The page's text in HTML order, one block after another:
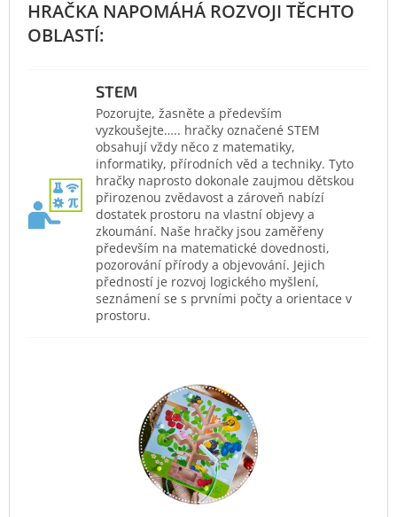
STEM
Pozorujte, žasněte a především
vyzkoušejte….. hračky označené STEM
obsahují vždy něco z matematiky,
informatiky, přírodních věd a techniky. Tyto
hračky naprosto dokonale zaujmou dětskou
přirozenou zvědavost a zároveň nabízí
dostatek prostoru na vlastní objevy a
zkoumání. Naše hračky jsou zaměřeny
především na matematické dovednosti,
pozorování přírody a objevování. Jejich
předností je rozvoj logického myšlení,
seznámení se s prvními počty a orientace v
prostoru.